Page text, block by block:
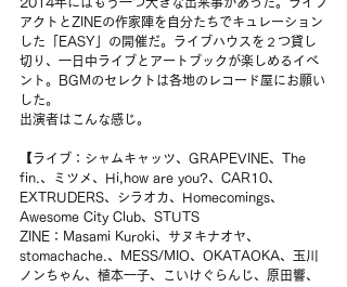
アクトとZINEの作家陣を自分たちでキュレーション
した「EASY」の開催だ。ライブハウスを２つ貸し
切り、一日中ライブとアートブックが楽しめるイベ
ント。BGMのセレクトは各地のレコード屋にお願い
した。
出演者はこんな感じ。
【ライブ：シャムキャッツ、GRAPEVINE、The
fin.、ミツメ、Hi,how are you?、CAR10、
EXTRUDERS、シラオカ、Homecomings、
Awesome City Club、STUTS
ZINE：Masami Kuroki、サヌキナオヤ、
stomachache.、MESS/MIO、OKATAOKA、玉川
ノンちゃん、植本一子、こいけぐらんじ、原田響、